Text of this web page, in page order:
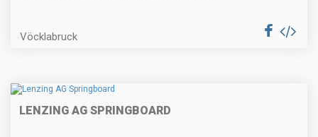
Vöcklabruck
LENZING AG SPRINGBOARD